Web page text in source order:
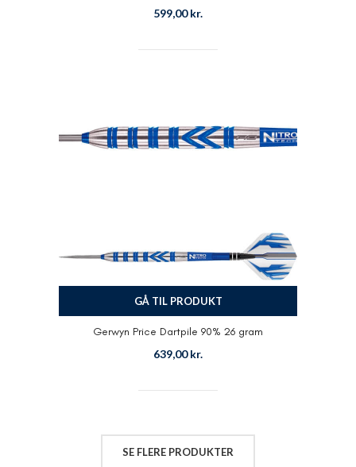
599,00kr.
GÅ TIL PRODUKT
Gerwyn Price Dartpile 90% 26 gram
639,00kr.
SE FLERE PRODUKTER